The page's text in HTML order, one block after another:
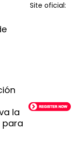
la
para
Site oficial: